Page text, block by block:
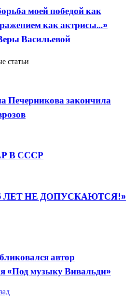
моей победой как
как актрисы…»
Васильевой
статьи
Печерникова закончила
В СССР
ЛЕТ НЕ ДОПУСКАЮТСЯ!»
автор
«Под музыку Вивальди»